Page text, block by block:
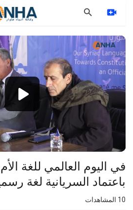
Video
Player
في اليوم العالمي للغة
باعتماد السريانية لغة
المشاهدات